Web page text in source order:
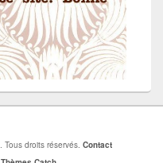
. Tous droits réservés. Contact